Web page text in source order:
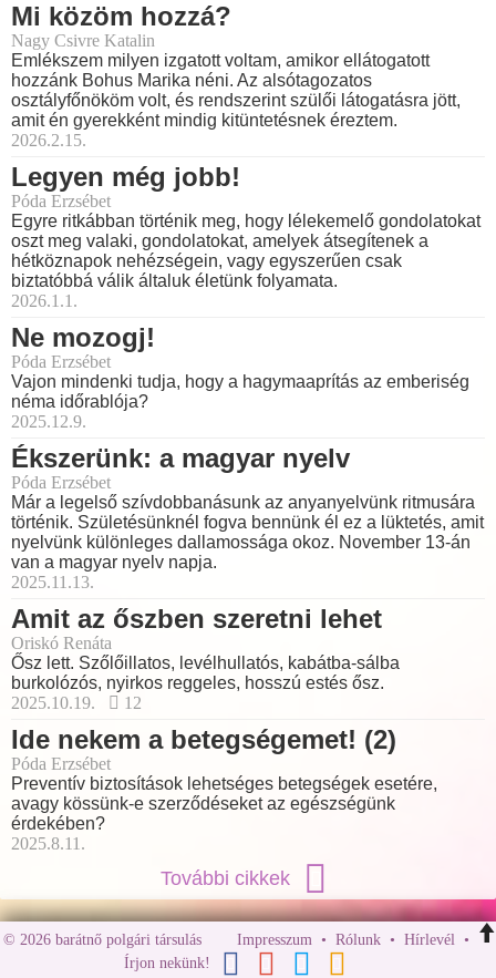
Mi közöm hozzá?
Nagy Csivre Katalin
Emlékszem milyen izgatott voltam, amikor ellátogatott
hozzánk Bohus Marika néni. Az alsótagozatos
osztályfőnököm volt, és rendszerint szülői látogatásra jött,
amit én gyerekként mindig kitüntetésnek éreztem.
2026.2.15.
Legyen még jobb!
Póda Erzsébet
Egyre ritkábban történik meg, hogy lélekemelő gondolatokat
oszt meg valaki, gondolatokat, amelyek átsegítenek a
hétköznapok nehézségein, vagy egyszerűen csak
biztatóbbá válik általuk életünk folyamata.
2026.1.1.
Ne mozogj!
Póda Erzsébet
Vajon mindenki tudja, hogy a hagymaaprítás az emberiség
néma időrablója?
2025.12.9.
Ékszerünk: a magyar nyelv
Póda Erzsébet
Már a legelső szívdobbanásunk az anyanyelvünk ritmusára
történik. Születésünknél fogva bennünk él ez a lüktetés, amit
nyelvünk különleges dallamossága okoz. November 13-án
van a magyar nyelv napja.
2025.11.13.
Amit az őszben szeretni lehet
Oriskó Renáta
Ősz lett. Szőlőillatos, levélhullatós, kabátba-sálba
burkolózós, nyirkos reggeles, hosszú estés ősz.
2025.10.19.
12
Ide nekem a betegségemet! (2)
Póda Erzsébet
Preventív biztosítások lehetséges betegségek esetére,
avagy kössünk-e szerződéseket az egészségünk
érdekében?
2025.8.11.
További cikkek
© 2026 barátnő polgári társulás Impresszum• Rólunk• Hírlevél•
Írjon nekünk!